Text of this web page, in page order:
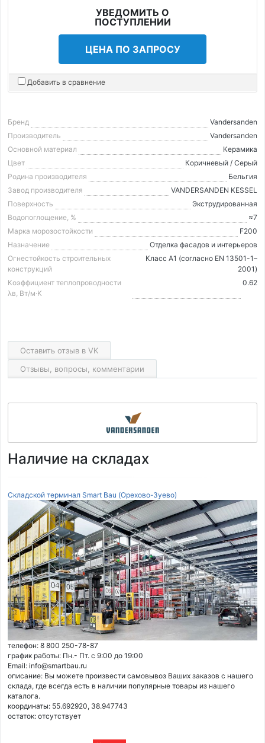
УВЕДОМИТЬ О
ПОСТУПЛЕНИИ
ЦЕНА ПО ЗАПРОСУ
Добавить в сравнение
Бренд
Vandersanden
Производитель
Vandersanden
Основной материал
Керамика
Цвет
Коричневый / Серый
Родина производителя
Бельгия
Завод производителя
VANDERSANDEN KESSEL
Поверхность
Экструдированная
Водопоглощение, %
≈7
Марка морозостойкости
F200
Назначение
Отделка фасадов и интерьеров
Огнестойкость строительных
конструкций
Класс А1 (согласно EN 13501-1–
2001)
Коэффициент теплопроводности
λв, Вт/м·K
0.62
Оставить отзыв в VK
Отзывы, вопросы, комментарии
Наличие на складах
Складской терминал Smart Bau (Орехово-Зуево)
телефон: 8 800 250-78-87
график работы: Пн.- Пт. с 9:00 до 19:00
Email: info@smartbau.ru
описание: Вы можете произвести самовывоз Ваших заказов с нашего
склада, где всегда есть в наличии популярные товары из нашего
каталога.
координаты: 55.692920, 38.947743
остаток: отсутствует